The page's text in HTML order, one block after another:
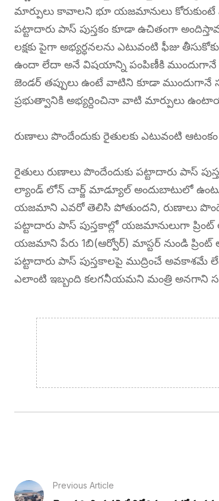
మార్పులు కావాలని భూ యజమానులు
పట్టాదారు పాస్ పుస్తకం కూడా ఉచితంగా
లక్షకు పైగా అభ్యర్ధనలను ఎటువంటి ఫీజు
ఉందా లేదా అనే విషయాన్ని పంపిణీకి ముందుగానే
జెండర్ తప్పులు ఉంటే వాటిని కూడా ముందుగానే
ప్రభుత్వానికి అభ్యర్దించినా వాటి మార్పులు
రుణాలు పొందేందుకు రైతులకు ఎటువంటి
రైతులు రుణాలు పొందేందుకు పట్టాదారు పాస్
ల్యాండ్ లోన్ చార్జ్ మాడ్యూల్ అందుబాటులో
యజమాని ఎవరో తెలిసి పోతుందని, రుణాలు
పట్టాదారు పాస్ పుస్తకాల్లో యజమానులుగా
యజమాని పేరు 1బి(ఆర్వోర్) మాస్టర్ నుండి ప్రింట్
పట్టాదారు పాస్ పుస్తకాలపై ముద్రించే అవకాశమే
ఎలాంటి ఇబ్బంది కలగనీయమని మంత్రి అనగాని
Previous Article